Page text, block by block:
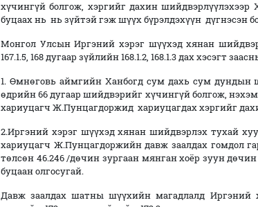
хүчингүй болгож, хэргийг дахин
буцаах нь нь зүйтэй гэж шүүх бүрэлдэхүүн дүгнэсэн
Монгол Улсын Иргэний хэрэг шүүхэд хянан
167.1.5, 168 дугаар зүйлийн 168.1.2, 168.1.3 дах хэсэгт
1. Өмнөговь аймгийн Ханбогд сум дахь сум дундын
өдрийн 66 дугаар шийдвэрийг хүчингүй болгож,
хариуцагч Ж.Пунцагдоржид хариуцагдах хэргийг
2.Иргэний хэрэг шүүхэд хянан шийдвэрлэх тухай
хариуцагч Ж.Пунцагдоржийн давж заалдах гомдол
төлсөн 46.246 /дөчин зургаан мянган хоёр зуун
буцаан олгосугай.
Давж заалдах шатны шүүхийн магадлалд Иргэний